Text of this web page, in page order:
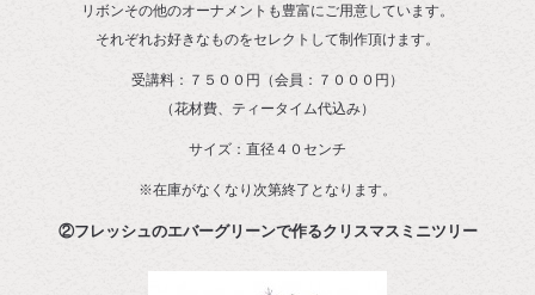
リボンその他のオーナメントも豊富にご用意しています。
それぞれお好きなものをセレクトして制作頂けます。
受講料：７５００円（会員：７０００円）
（花材費、ティータイム代込み）
サイズ：直径４０センチ
※在庫がなくなり次第終了となります。
②フレッシュのエバーグリーンで作るクリスマスミニツリー